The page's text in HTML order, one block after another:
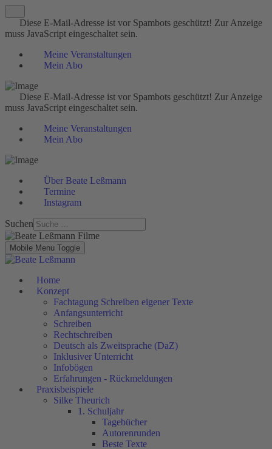
Diese E-Mail-Adresse ist vor Spambots geschützt! Zur Anzeige
muss JavaScript eingeschaltet sein.
Meine Veranstaltungen
Mein Abo
Diese E-Mail-Adresse ist vor Spambots geschützt! Zur Anzeige
muss JavaScript eingeschaltet sein.
Meine Veranstaltungen
Mein Abo
Über Beate Leßmann
Termine
Instagram
Suchen
Mobile Menu Toggle
Home
Konzept
Fachtagung Schreiben eigener Texte
Anfangsunterricht
Schreiben
Rechtschreiben
Deutsch als Zweitsprache (DaZ)
Inklusiver Unterricht
Infobögen
Erfahrungen - Rückmeldungen
Praxisbeispiele
Silke Theurich
1. Schuljahr
Tagebücher
Autorenrunden
Beste Texte